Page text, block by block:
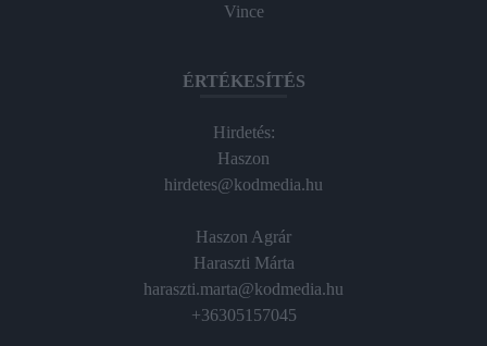
Vince
ÉRTÉKESÍTÉS
Hirdetés:
Haszon
hirdetes@kodmedia.hu
Haszon Agrár
Haraszti Márta
haraszti.marta@kodmedia.hu
+36305157045